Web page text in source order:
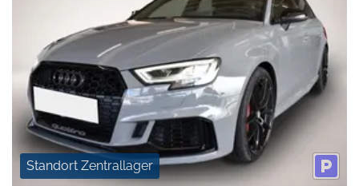
Standort Zentrallager